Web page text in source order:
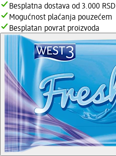
Besplatna dostava od 3.000 RSD
Mogućnost plaćanja pouzećem
Besplatan povrat proizvoda